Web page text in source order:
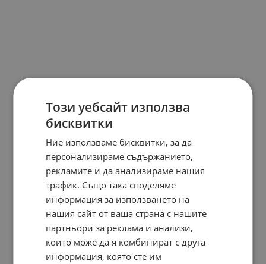
Този уебсайт използва
бисквитки
Ние използваме бисквитки, за да
персонализираме съдържанието,
рекламите и да анализираме нашия
трафик. Също така споделяме
информация за използването на
нашия сайт от ваша страна с нашите
партньори за реклама и анализи,
които може да я комбинират с друга
информация, която сте им